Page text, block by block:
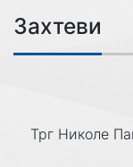
Захтеви
Трг Николе